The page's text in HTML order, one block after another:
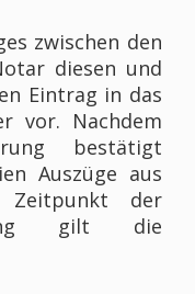
zwischen den
diesen und
Eintrag in das
vor. Nachdem
bestätigt
Auszüge aus
Zeitpunkt der
gilt die